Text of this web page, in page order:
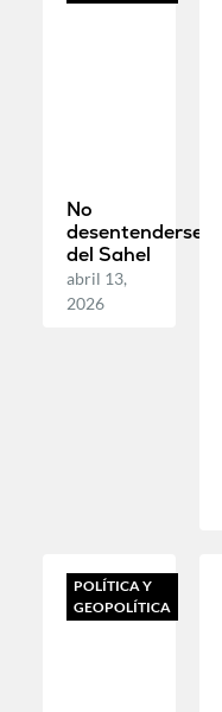
No
desentenderse
del Sahel
abril 13,
2026
POLÍTICA Y
GEOPOLÍTICA